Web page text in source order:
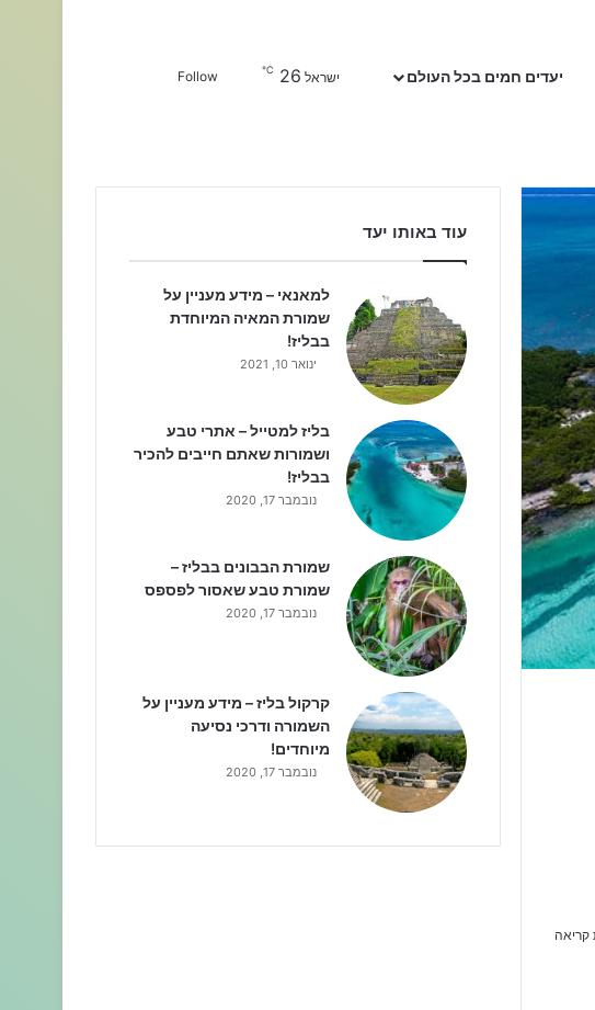
יעדים חמים בכל העולם ישראל 26
℃
Follow
עוד באותו יעד
למאנאי – מידע מעניין על
שמורת המאיה המיוחדת
בבליז!
ינואר 10, 2021
בליז למטייל – אתרי טבע
ושמורות שאתם חייבים להכיר
בבליז!
נובמבר 17, 2020
שמורת הבבונים בבליז –
שמורת טבע שאסור לפספס
נובמבר 17, 2020
קרקול בליז – מידע מעניין על
השמורה ודרכי נסיעה
מיוחדים!
נובמבר 17, 2020